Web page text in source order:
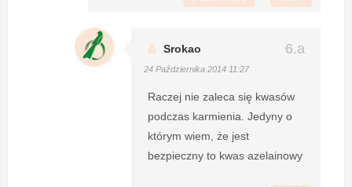
Srokao
24 Października 2014 11:27
Raczej nie zaleca się kwasów
podczas karmienia. Jedyny o
którym wiem, że jest
bezpieczny to kwas azelainowy